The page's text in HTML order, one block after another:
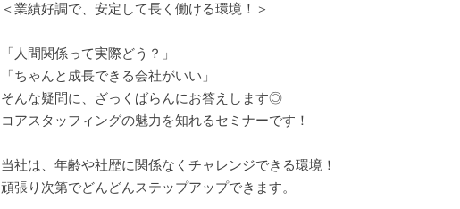
＜業績好調で、安定して長く働ける環境！＞
「人間関係って実際どう？」
「ちゃんと成長できる会社がいい」
そんな疑問に、ざっくばらんにお答えします◎
コアスタッフィングの魅力を知れるセミナーです！
当社は、年齢や社歴に関係なくチャレンジできる環境！
頑張り次第でどんどんステップアップできます。